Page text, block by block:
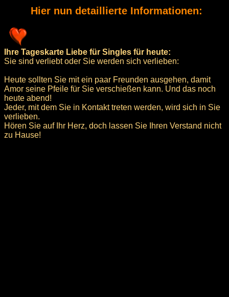
Hier nun detaillierte Informationen:
Ihre Tageskarte Liebe für Singles für heute:
Sie sind verliebt oder Sie werden sich verlieben:
Heute sollten Sie mit ein paar Freunden ausgehen, damit
Amor seine Pfeile für Sie verschießen kann. Und das noch
heute abend!
Jeder, mit dem Sie in Kontakt treten werden, wird sich in Sie
verlieben.
Hören Sie auf Ihr Herz, doch lassen Sie Ihren Verstand nicht
zu Hause!